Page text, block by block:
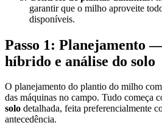
garantir que o milho aproveite
disponíveis.
Passo 1: Planejamento
híbrido e análise do solo
O planejamento do plantio do milho
das máquinas no campo. Tudo começa
solo detalhada, feita preferencialmente
antecedência.